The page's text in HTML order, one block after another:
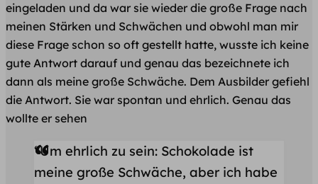
eingeladen und da war sie wieder die große Frage nach
meinen Stärken und Schwächen und obwohl man mir
diese Frage schon so oft gestellt hatte, wusste ich keine
gute Antwort darauf und genau das bezeichnete ich
dann als meine große Schwäche. Dem Ausbilder gefiehl
die Antwort. Sie war spontan und ehrlich. Genau das
wollte er sehen
“Um ehrlich zu sein: Schokolade ist
meine große Schwäche, aber ich habe